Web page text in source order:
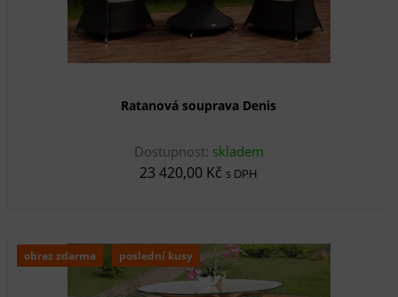
Ratanová souprava Denis
Dostupnost: skladem
23 420,00 Kč s DPH
obraz zdarma poslední kusy